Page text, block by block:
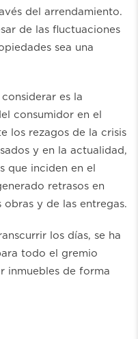
del arrendamiento.
de las fluctuaciones
sea una
es la
consumidor en el
los rezagos de la crisis
y en la actualidad,
que inciden en el
retrasos en
obras y de las entregas.
los días, se ha
todo el gremio
inmuebles de forma